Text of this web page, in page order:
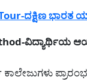
ದಕ್ಷಿಣ ಭಾರತ
ವಿದ್ಯಾರ್ಥಿಯ